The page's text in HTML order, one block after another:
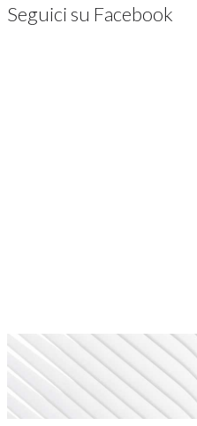
Seguici su Facebook